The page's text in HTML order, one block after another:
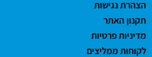
הצהרת נגישות
תקנון האתר
מדיניות פרטיות
לקוחות ממליצים